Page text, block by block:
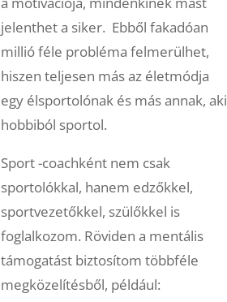
jelenthet a siker. Ebből fakadóan
millió féle probléma felmerülhet,
hiszen teljesen más az életmódja
egy élsportolónak és más annak, aki
hobbiból sportol.
Sport -coachként nem csak
sportolókkal, hanem edzőkkel,
sportvezetőkkel, szülőkkel is
foglalkozom. Röviden a mentális
támogatást biztosítom többféle
megközelítésből, például: